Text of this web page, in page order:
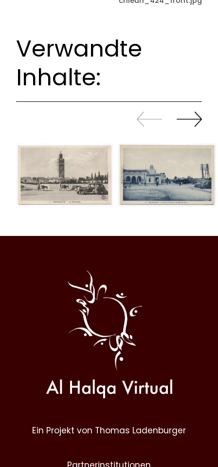
Verwandte
Inhalte:
Zurück
sliden
Weiter
sliden
Halqa
Ein Projekt von Thomas Ladenburger